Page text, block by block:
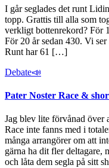
I går seglades det runt
topp. Grattis till alla som
verkligt bottenrekord? För
För 20 år sedan 430. Vi
Runt har 61 […]
Debate📣
Pater Noster Race &
Jag blev lite förvånad över
Race inte fanns med i
många arrangörer om att
gärna ha dit fler deltagare,
och låta dem segla på sitt